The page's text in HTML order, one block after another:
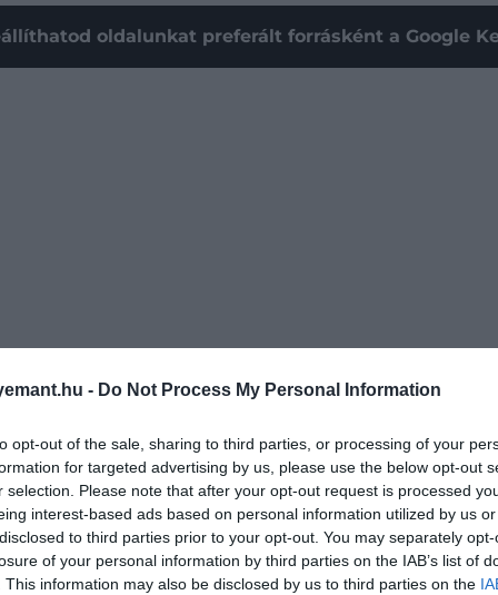
- Do Not Process My Personal Information
opt-out of the sale, sharing to third parties, or processing of your
for targeted advertising by us, please use the below opt-out
selection. Please note that after your opt-out request is processed
interest-based ads based on personal information utilized by us
to third parties prior to your opt-out. You may separately
of your personal information by third parties on the IAB’s list of
This information may also be disclosed by us to third parties on the
oldalunkat preferált forrásként a Google
tévés különkiadásában adott hírt. A brit
viszonyult az előtte álló kezelésekhez ésnyíltan
Az elmúlt évben állapotáról többször is
azonban különböző mellékhatások miatt hosszabb